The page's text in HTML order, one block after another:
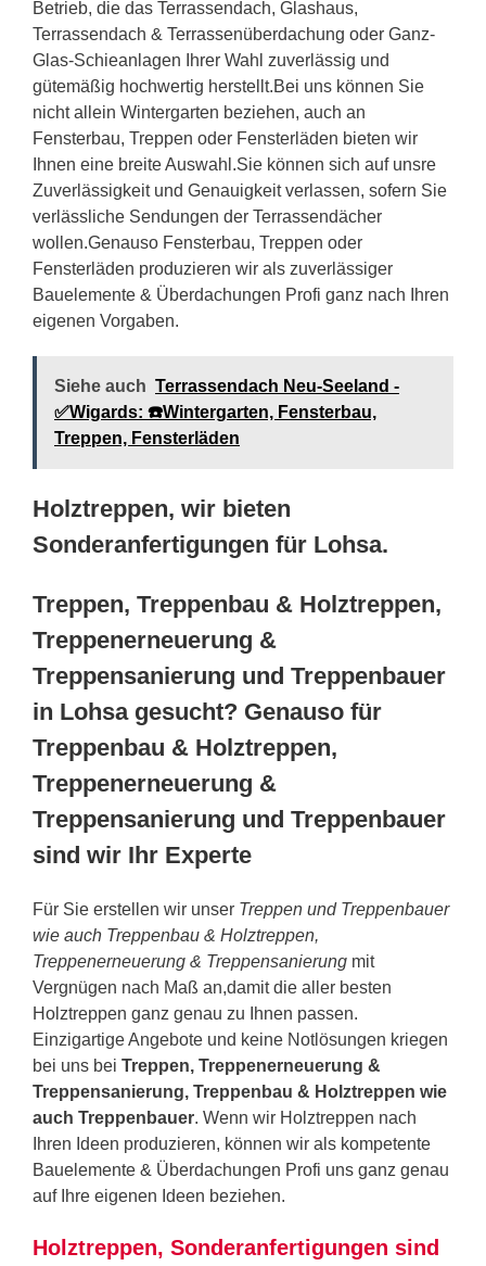
Betrieb, die das Terrassendach, Glashaus,
Terrassendach & Terrassenüberdachung oder Ganz-
Glas-Schieanlagen Ihrer Wahl zuverlässig und
gütemäßig hochwertig herstellt.Bei uns können Sie
nicht allein Wintergarten beziehen, auch an
Fensterbau, Treppen oder Fensterläden bieten wir
Ihnen eine breite Auswahl.Sie können sich auf unsre
Zuverlässigkeit und Genauigkeit verlassen, sofern Sie
verlässliche Sendungen der Terrassendächer
wollen.Genauso Fensterbau, Treppen oder
Fensterläden produzieren wir als zuverlässiger
Bauelemente & Überdachungen Profi ganz nach Ihren
eigenen Vorgaben.
Siehe auch Terrassendach Neu-Seeland -
✅Wigards: ☎️Wintergarten, Fensterbau,
Treppen, Fensterläden
Holztreppen, wir bieten
Sonderanfertigungen für Lohsa.
Treppen, Treppenbau & Holztreppen,
Treppenerneuerung &
Treppensanierung und Treppenbauer
in Lohsa gesucht? Genauso für
Treppenbau & Holztreppen,
Treppenerneuerung &
Treppensanierung und Treppenbauer
sind wir Ihr Experte
Für Sie erstellen wir unser Treppen und Treppenbauer
wie auch Treppenbau & Holztreppen,
Treppenerneuerung & Treppensanierung mit
Vergnügen nach Maß an,damit die aller besten
Holztreppen ganz genau zu Ihnen passen.
Einzigartige Angebote und keine Notlösungen kriegen
bei uns bei Treppen, Treppenerneuerung &
Treppensanierung, Treppenbau & Holztreppen wie
auch Treppenbauer. Wenn wir Holztreppen nach
Ihren Ideen produzieren, können wir als kompetente
Bauelemente & Überdachungen Profi uns ganz genau
auf Ihre eigenen Ideen beziehen.
Holztreppen, Sonderanfertigungen sind